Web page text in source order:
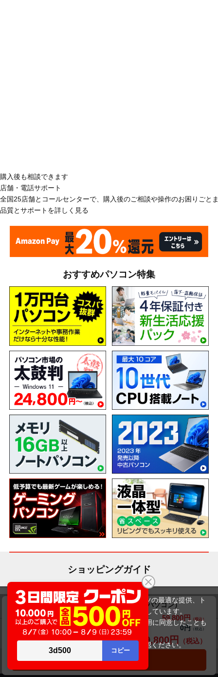
VAIO Pro PG VJPG13C11N ブラック（中古パソコン）
商品価格(税込) 59,800円
オプション小計価格(税込)
0円
商品合計価格(税込)
59,800円
カートに入れる
購入後も相談できます
店舗・電話サポート
全国25店舗とコールセンターで、購入後のご相談や操作のお困りごと
品質とサポートを詳しく見る
おすすめパソコン特集
ショッピングガイド
送料について 交換・返品について
お届けについて 商品・保証について
当サイトでは利用体験の向上およびコンテンツの最適な提供、ト
ラフィックの分析を目的としてCookieを使用しています。
サイトの閲覧を継続された場合、Cookieの利用に同意したことも
のといたします。
をご確認ください。
承諾する